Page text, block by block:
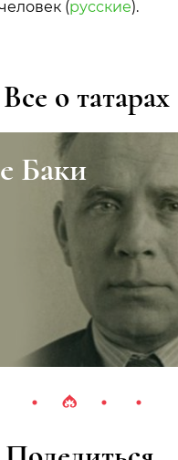
(русские).
Все о татарах
Баки